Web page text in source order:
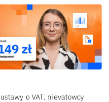
o VAT, nievatowcy